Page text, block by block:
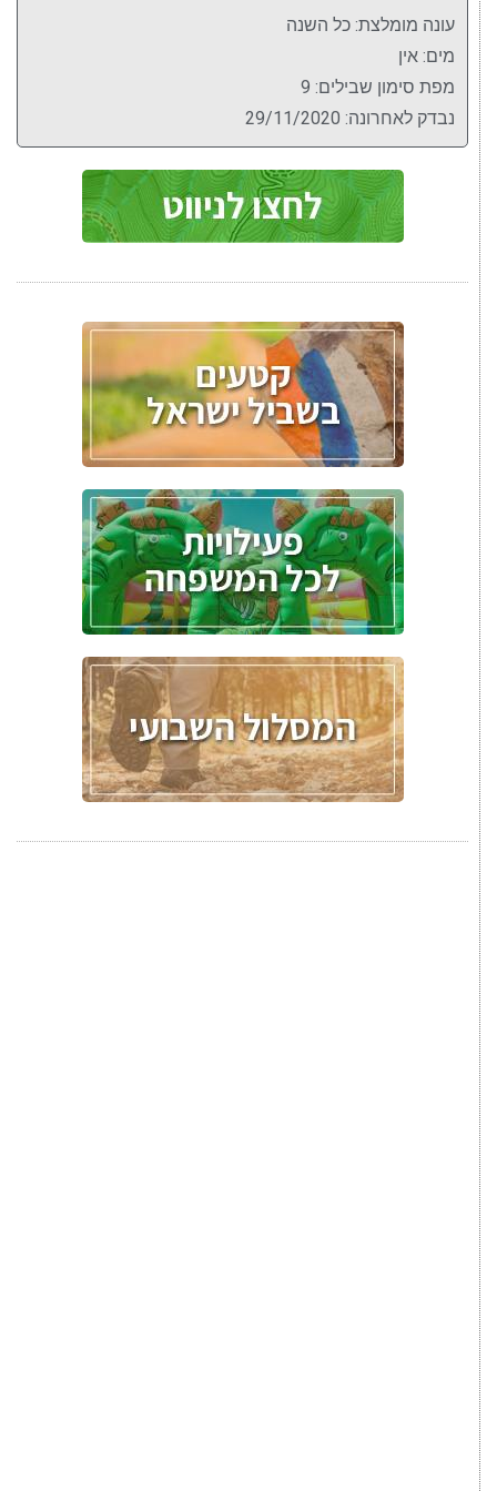
עונה מומלצת: כל השנה
מים: אין
מפת סימון שבילים: 9
נבדק לאחרונה: 29/11/2020